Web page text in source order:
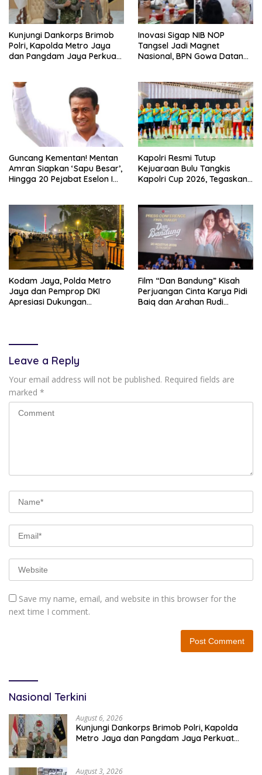
Kunjungi Dankorps Brimob
Polri, Kapolda Metro Jaya
dan Pangdam Jaya Perkuat
Inovasi Sigap NIB NOP
Tangsel Jadi Magnet
Nasional, BPN Gowa Datang
Guncang Kementan! Mentan
Amran Siapkan ‘Sapu Besar’,
Hingga 20 Pejabat Eselon I
Kapolri Resmi Tutup
Kejuaraan Bulu Tangkis
Kapolri Cup 2026, Tegaskan
Kodam Jaya, Polda Metro
Jaya dan Pemprop DKI
Apresiasi Dukungan
Film “Dan Bandung” Kisah
Perjuangan Cinta Karya Pidi
Baiq dan Arahan Rudi
Leave a Reply
Your email address will not be published. Required fields are
marked *
Save my name, email, and website in this browser for the
next time I comment.
Nasional Terkini
August 6, 2026
Kunjungi Dankorps Brimob Polri, Kapolda
Metro Jaya dan Pangdam Jaya Perkuat
August 3, 2026